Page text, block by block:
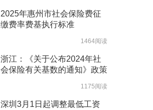
2025年惠州市社会保险费征
缴费率费基执行标准
1464阅读
浙江：《关于公布2024年社
会保险有关基数的通知》政策
1175阅读
深圳3月1日起调整最低工资